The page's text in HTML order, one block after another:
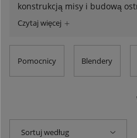
konstrukcją misy i budową
akcesoriów do ubijania i
Magimix należą do
to fantastyczne urządzenie,
gotować.
Niech robot
podczas siekania cebuli.
swojej azjatyckiej sałatki z
Pomocnicy Blendery
Sortuj według